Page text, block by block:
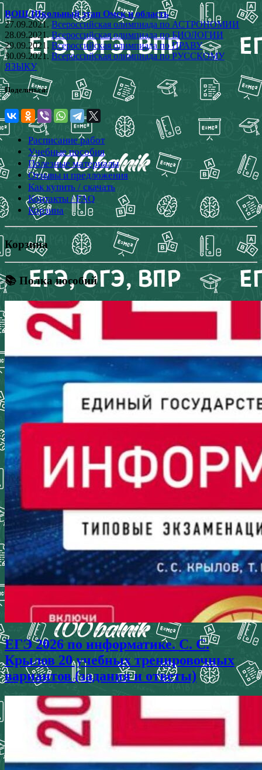
ВОШ Школьный этап Омск и область
27.09.2021. Всероссийская олимпиада по АСТРОНОМИИ
28.09.2021.Всероссийская олимпиада по БИОЛОГИИ
29.09.2021. Всероссийская олимпиада по ПРАВУ
30.09.2021. Всероссийская олимпиада по РУССКОМУ
ЯЗЫКУ
Поделиться:
Расписание работ
Учебные пособия
Полезные материалы
Отзывы и предложения
Как купить / скачать
Контакты / FAQ
Корзина
Корзина
📚 Полка пособий
ЕГЭ 2026 по информатике. С. С.
Крылов 20 учебных тренировочных
вариантов (задания и ответы)